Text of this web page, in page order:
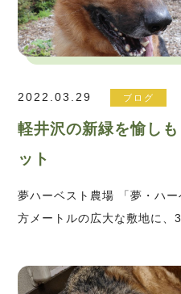
2022.03.29 ブログ
軽井沢の新緑を愉し
ット
夢ハーベスト農場 「夢・ハ
方メートルの広大な敷地に、